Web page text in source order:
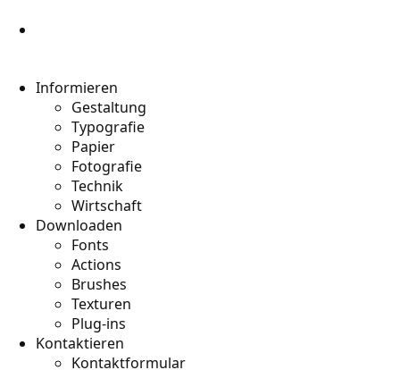
Informieren
Gestaltung
Typografie
Papier
Fotografie
Technik
Wirtschaft
Downloaden
Fonts
Actions
Brushes
Texturen
Plug-ins
Kontaktieren
Kontaktformular